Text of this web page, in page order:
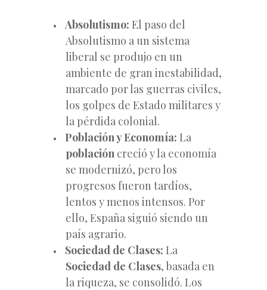
Absolutismo: El paso del
Absolutismo a un sistema
liberal se produjo en un
ambiente de gran inestabilidad,
marcado por las guerras civiles,
los golpes de Estado militares y
la pérdida colonial.
Población y Economía: La
población creció y la economía
se modernizó, pero los
progresos fueron tardíos,
lentos y menos intensos. Por
ello, España siguió siendo un
país agrario.
Sociedad de Clases: La
Sociedad de Clases, basada en
la riqueza, se consolidó. Los